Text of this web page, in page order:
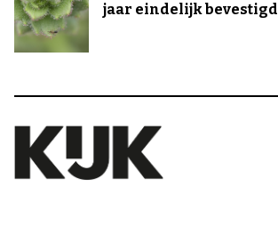
jaar eindelijk bevestigd